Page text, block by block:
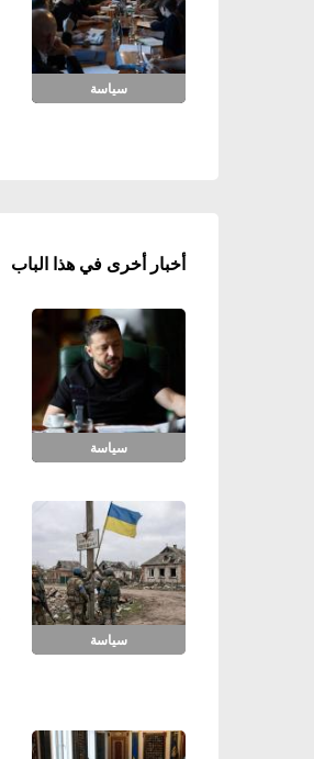
سياسة
أخبار أخرى في هذا الباب
سياسة
سياسة